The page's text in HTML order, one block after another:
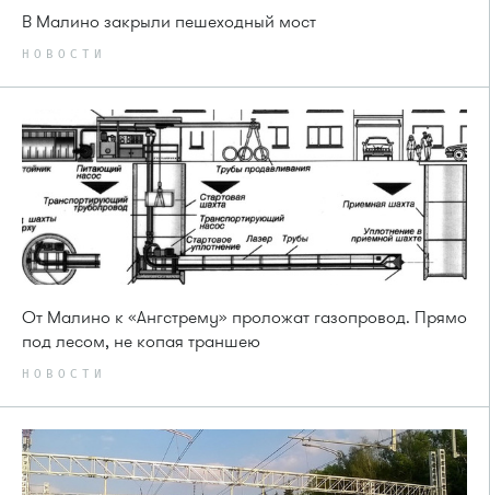
В Малино закрыли пешеходный мост
НОВОСТИ
От Малино к «Ангстрему» проложат газопровод. Прямо
под лесом, не копая траншею
НОВОСТИ